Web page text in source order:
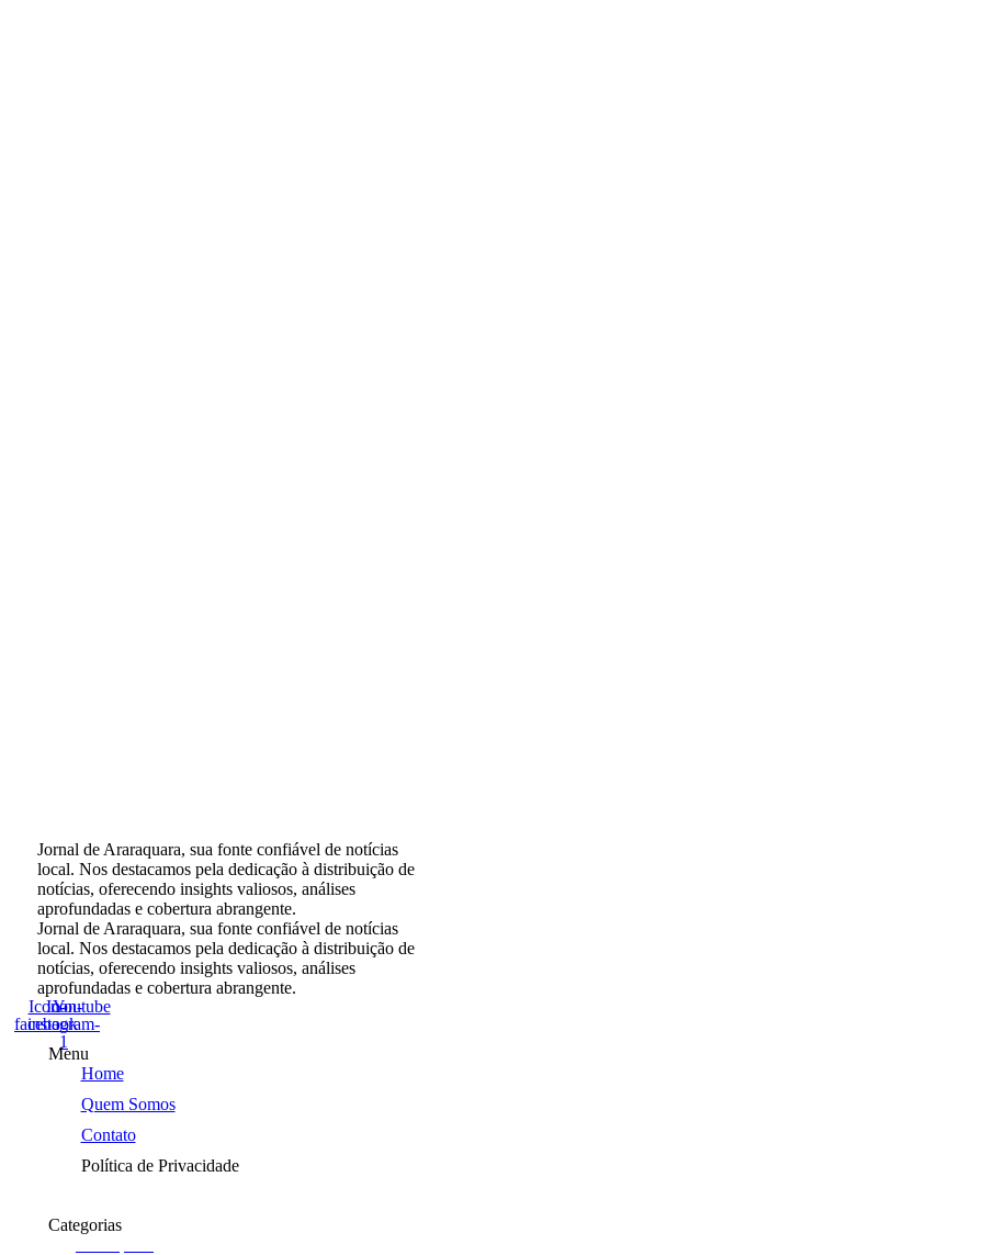
Jornal de Araraquara, sua fonte confiável de notícias
local. Nos destacamos pela dedicação à distribuição de
notícias, oferecendo insights valiosos, análises
aprofundadas e cobertura abrangente.
Jornal de Araraquara, sua fonte confiável de notícias
local. Nos destacamos pela dedicação à distribuição de
notícias, oferecendo insights valiosos, análises
aprofundadas e cobertura abrangente.
Icon-
facebook
Icon-
instagram-
1
Youtube
Menu
Home
Quem Somos
Contato
Política de Privacidade
Categorias